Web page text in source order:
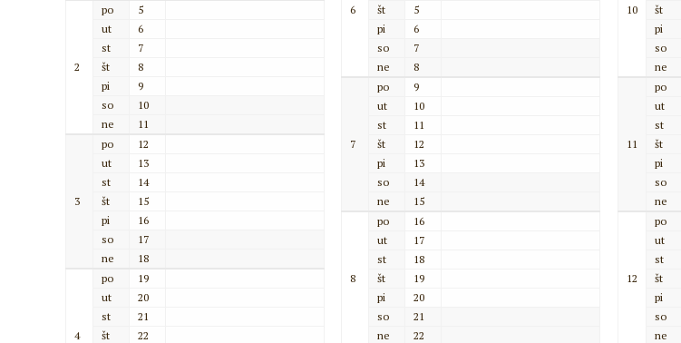
2
po
5
ut
6
st
7
št
8
pi
9
so
10
ne
11
3
po
12
ut
13
st
14
št
15
pi
16
so
17
ne
18
4
po
19
ut
20
st
21
št
22
6
št
5
pi
6
so
7
ne
8
7
po
9
ut
10
st
11
št
12
pi
13
so
14
ne
15
8
po
16
ut
17
st
18
št
19
pi
20
so
21
ne
22
10
št
pi
so
ne
11
po
ut
st
št
pi
so
ne
12
po
ut
st
št
pi
so
ne